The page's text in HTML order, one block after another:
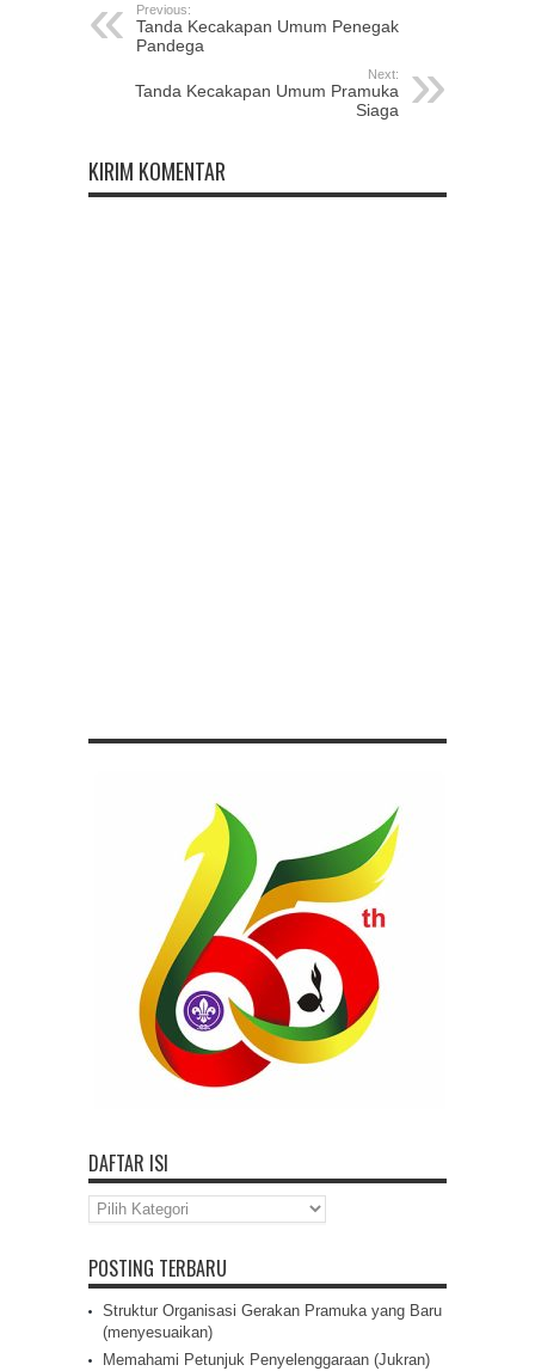
Previous:
Tanda Kecakapan Umum Penegak
Pandega
Next:
Tanda Kecakapan Umum Pramuka
Siaga
KIRIM KOMENTAR
DAFTAR ISI
Daftar
Isi
POSTING TERBARU
Struktur Organisasi Gerakan Pramuka yang Baru
(menyesuaikan)
Memahami Petunjuk Penyelenggaraan (Jukran)